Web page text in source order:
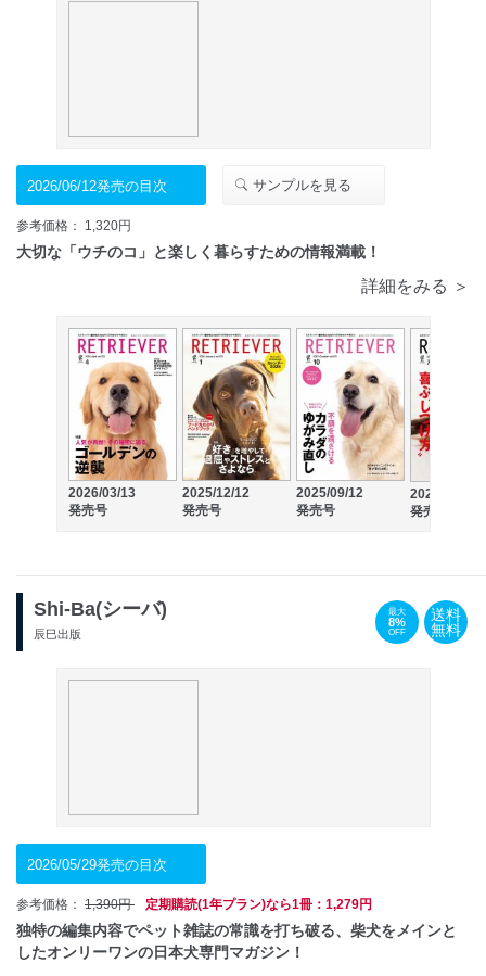
2026/06/12発売の目次 サンプルを見る
参考価格： 1,320円
大切な「ウチのコ」と楽しく暮らすための情報満載！
詳細をみる ＞
2026/03/13
発売号
2025/12/12
発売号
2025/09/12
発売号
2025/06/13
発売号
Shi-Ba(シーバ)
辰巳出版
最大
8%
OFF
送料
無料
2026/05/29発売の目次
参考価格： 1,390円 定期購読(1年プラン)なら1冊：1,279円
独特の編集内容でペット雑誌の常識を打ち破る、柴犬をメインと
したオンリーワンの日本犬専門マガジン！